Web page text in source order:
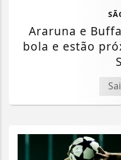
Araruna e
bola e estão